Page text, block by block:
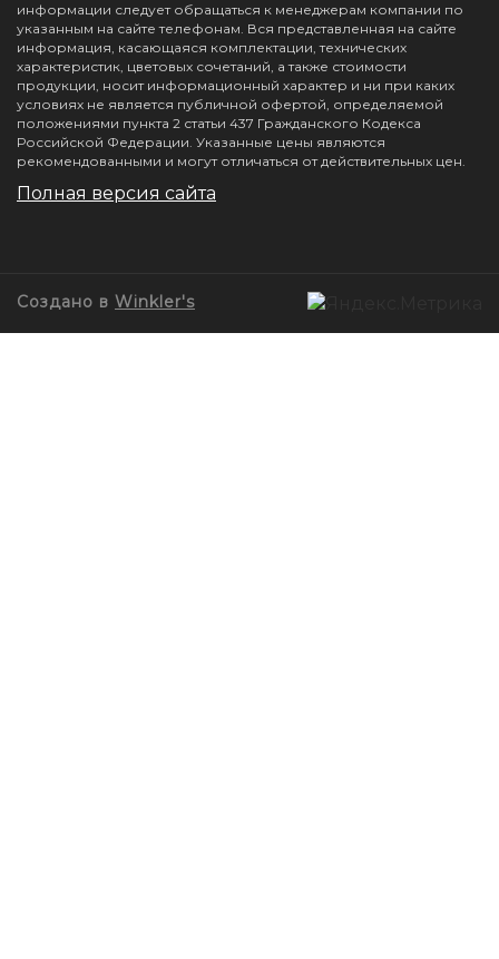
информации следует обращаться к менеджерам компании по
указанным на сайте телефонам. Вся представленная на сайте
информация, касающаяся комплектации, технических
характеристик, цветовых сочетаний, а также стоимости
продукции, носит информационный характер и ни при каких
условиях не является публичной офертой, определяемой
положениями пункта 2 статьи 437 Гражданского Кодекса
Российской Федерации. Указанные цены являются
рекомендованными и могут отличаться от действительных цен.
Полная версия сайта
Создано в Winkler's